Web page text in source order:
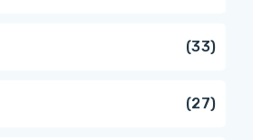
3333
2727